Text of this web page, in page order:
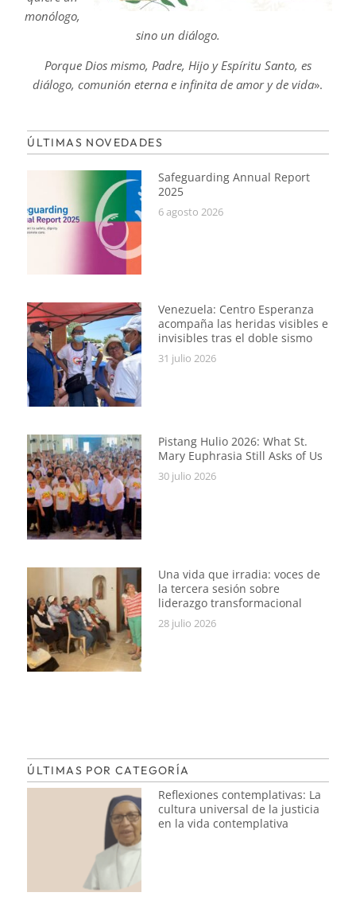
monólogo,
sino un diálogo.
Porque Dios mismo, Padre, Hijo y Espíritu Santo, es
diálogo,comunión eterna e infinita de amor y de vida».
ÚLTIMAS NOVEDADES
Safeguarding Annual Report
2025
6 agosto 2026
Venezuela: Centro Esperanza
acompaña las heridas visibles e
invisibles tras el doble sismo
31 julio 2026
Pistang Hulio 2026: What St.
Mary Euphrasia Still Asks of Us
30 julio 2026
Una vida que irradia: voces de
la tercera sesión sobre
liderazgo transformacional
28 julio 2026
ÚLTIMAS POR CATEGORÍA
Reflexiones contemplativas: La
cultura universal de la justicia
en la vida contemplativa